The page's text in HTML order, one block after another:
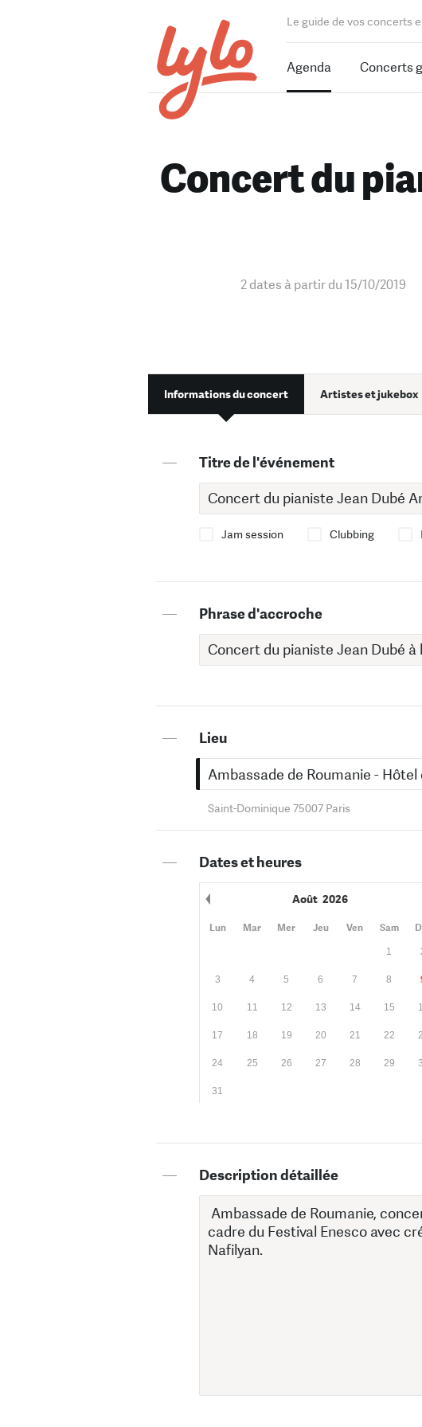
Le guide de vos concerts
Agenda Concerts
Concert du
2 dates à partir du 15/10/2019
Informations du concert Artistes et jukebox
— Titre de l'événement
Jam session Clubbing
— Phrase d'accroche
—
Lieu
Ambassade de Roumanie - Hôtel
Saint-Dominique 75007 Paris
— Dates et heures
Août 2026
Lun Mar Mer Jeu Ven Sam
1
3 4 5 6 7 8
10 11 12 13 14 15
17 18 19 20 21 22
24 25 26 27 28 29
31
— Description détaillée